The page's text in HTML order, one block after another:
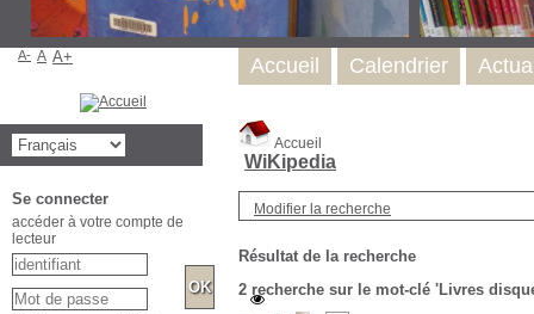
Accueil
WiKipedia
Modifier la recherche
Résultat de la recherche
2 recherche sur le mot-clé 'Livres
Accueil Calendrier
A- A A+
Se connecter
accéder à votre compte de
lecteur